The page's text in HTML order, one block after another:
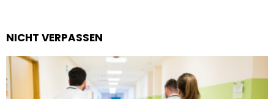
NICHT VERPASSEN